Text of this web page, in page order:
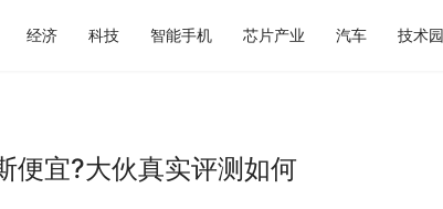
经济 科技 智能手机 芯片产业 汽车 技术
便宜?大伙真实评测如何